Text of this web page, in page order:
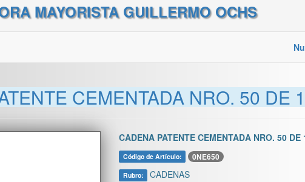
MAYORISTA GUILLERMO OCHS
CEMENTADA NRO. 50 DE
CADENA PATENTE CEMENTADA NRO. 50
Código de Artículo: 0NE650
Rubro: CADENAS